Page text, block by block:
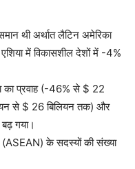
थी अर्थात लैटिन अमेरिका
में विकासशील देशों में -4%
का प्रवाह (-46% से $ 22
से $ 26 बिलियन तक) और
गया।
के सदस्यों की संख्या